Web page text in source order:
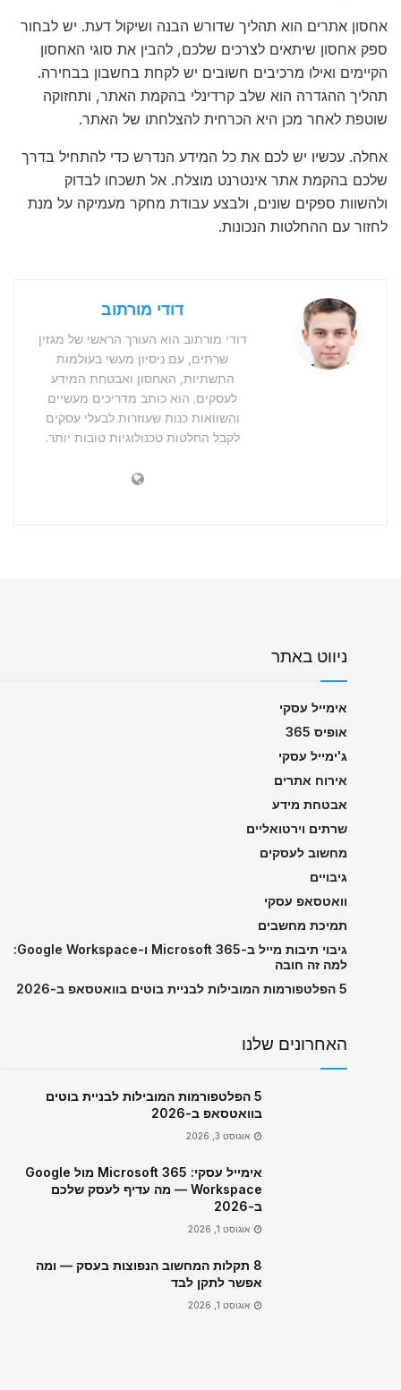
אחסון אתרים הוא תהליך שדורש הבנה ושיקול דעת. יש לבחור
ספק אחסון שיתאים לצרכים שלכם, להבין את סוגי האחסון
הקיימים ואילו מרכיבים חשובים יש לקחת בחשבון בבחירה.
תהליך ההגדרה הוא שלב קרדינלי בהקמת האתר, ותחזוקה
שוטפת לאחר מכן היא הכרחית להצלחתו של האתר.
אחלה. עכשיו יש לכם את כל המידע הנדרש כדי להתחיל בדרך
שלכם בהקמת אתר אינטרנט מוצלח. אל תשכחו לבדוק
ולהשוות ספקים שונים, ולבצע עבודת מחקר מעמיקה על מנת
לחזור עם ההחלטות הנכונות.
דודי מורתוב
דודי מורתוב הוא העורך הראשי של מגזין
שרתים, עם ניסיון מעשי בעולמות
התשתיות, האחסון ואבטחת המידע
לעסקים. הוא כותב מדריכים מעשיים
והשוואות כנות שעוזרות לבעלי עסקים
לקבל החלטות טכנולוגיות טובות יותר.
ניווט באתר
אימייל עסקי
אופיס 365
ג'ימייל עסקי
אירוח אתרים
אבטחת מידע
שרתים וירטואליים
מחשוב לעסקים
גיבויים
וואטסאפ עסקי
תמיכת מחשבים
גיבוי תיבות מייל ב-Microsoft 365 ו-Google Workspace:
למה זה חובה
5 הפלטפורמות המובילות לבניית בוטים בוואטסאפ ב-2026
האחרונים שלנו
5 הפלטפורמות המובילות לבניית בוטים
בוואטסאפ ב-2026
אוגוסט 3, 2026
אימייל עסקי: Microsoft 365 מול Google
Workspace — מה עדיף לעסק שלכם
ב-2026
אוגוסט 1, 2026
8 תקלות המחשוב הנפוצות בעסק — ומה
אפשר לתקן לבד
אוגוסט 1, 2026